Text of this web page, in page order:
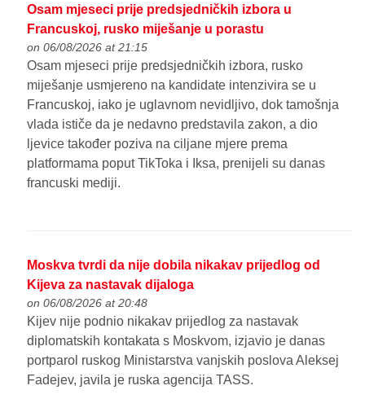
Osam mjeseci prije predsjedničkih izbora u
Francuskoj, rusko miješanje u porastu
on 06/08/2026 at 21:15
Osam mjeseci prije predsjedničkih izbora, rusko
miješanje usmjereno na kandidate intenzivira se u
Francuskoj, iako je uglavnom nevidljivo, dok tamošnja
vlada ističe da je nedavno predstavila zakon, a dio
ljevice također poziva na ciljane mjere prema
platformama poput TikToka i Iksa, prenijeli su danas
francuski mediji.
Moskva tvrdi da nije dobila nikakav prijedlog od
Kijeva za nastavak dijaloga
on 06/08/2026 at 20:48
Kijev nije podnio nikakav prijedlog za nastavak
diplomatskih kontakata s Moskvom, izjavio je danas
portparol ruskog Ministarstva vanjskih poslova Aleksej
Fadejev, javila je ruska agencija TASS.